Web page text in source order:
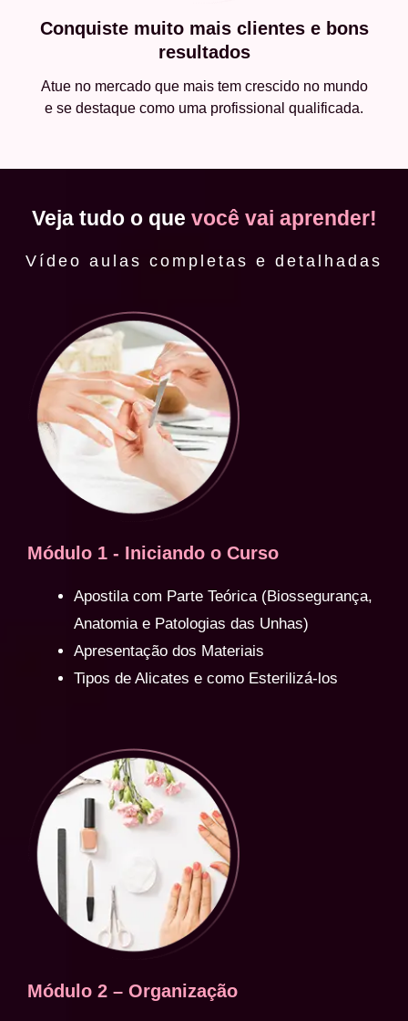
Conquiste muito mais clientes e bons
resultados
Atue no mercado que mais tem crescido no mundo
e se destaque como uma profissional qualificada.
Veja tudo o que você vai aprender!
Vídeo aulas completas e detalhadas
Módulo 1 - Iniciando o Curso
Apostila com Parte Teórica (Biossegurança,
Anatomia e Patologias das Unhas)
Apresentação dos Materiais
Tipos de Alicates e como Esterilizá-los
Módulo 2 – Organização